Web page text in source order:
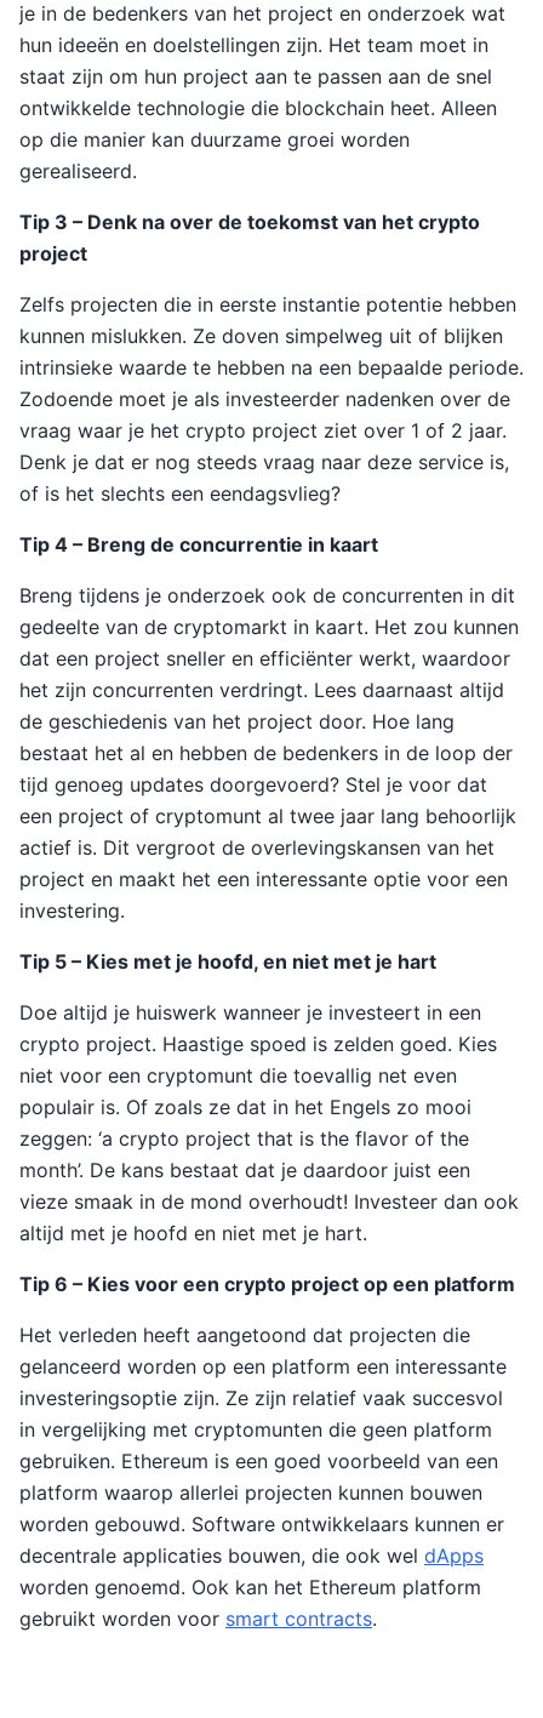
je in de bedenkers van het project en onderzoek wat
hun ideeën en doelstellingen zijn. Het team moet in
staat zijn om hun project aan te passen aan de snel
ontwikkelde technologie die blockchain heet. Alleen
op die manier kan duurzame groei worden
gerealiseerd.
Tip 3 – Denk na over de toekomst van het crypto
project
Zelfs projecten die in eerste instantie potentie hebben
kunnen mislukken. Ze doven simpelweg uit of blijken
intrinsieke waarde te hebben na een bepaalde periode.
Zodoende moet je als investeerder nadenken over de
vraag waar je het crypto project ziet over 1 of 2 jaar.
Denk je dat er nog steeds vraag naar deze service is,
of is het slechts een eendagsvlieg?
Tip 4 – Breng de concurrentie in kaart
Breng tijdens je onderzoek ook de concurrenten in dit
gedeelte van de cryptomarkt in kaart. Het zou kunnen
dat een project sneller en efficiënter werkt, waardoor
het zijn concurrenten verdringt. Lees daarnaast altijd
de geschiedenis van het project door. Hoe lang
bestaat het al en hebben de bedenkers in de loop der
tijd genoeg updates doorgevoerd? Stel je voor dat
een project of cryptomunt al twee jaar lang behoorlijk
actief is. Dit vergroot de overlevingskansen van het
project en maakt het een interessante optie voor een
investering.
Tip 5 – Kies met je hoofd, en niet met je hart
Doe altijd je huiswerk wanneer je investeert in een
crypto project. Haastige spoed is zelden goed. Kies
niet voor een cryptomunt die toevallig net even
populair is. Of zoals ze dat in het Engels zo mooi
zeggen: ‘a crypto project that is the flavor of the
month’. De kans bestaat dat je daardoor juist een
vieze smaak in de mond overhoudt! Investeer dan ook
altijd met je hoofd en niet met je hart.
Tip 6 – Kies voor een crypto project op een platform
Het verleden heeft aangetoond dat projecten die
gelanceerd worden op een platform een interessante
investeringsoptie zijn. Ze zijn relatief vaak succesvol
in vergelijking met cryptomunten die geen platform
gebruiken. Ethereum is een goed voorbeeld van een
platform waarop allerlei projecten kunnen bouwen
worden gebouwd. Software ontwikkelaars kunnen er
decentrale applicaties bouwen, die ook wel dApps
worden genoemd. Ook kan het Ethereum platform
gebruikt worden voor smart contracts.